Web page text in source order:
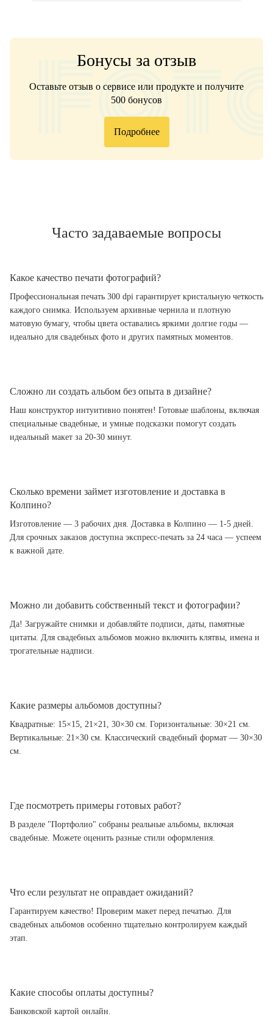
Бонусы за отзыв
Оставьте отзыв о сервисе или продукте и получите
500 бонусов
Подробнее
Часто задаваемые вопросы
Какое качество печати фотографий?
Профессиональная печать 300 dpi гарантирует кристальную четкость
каждого снимка. Используем архивные чернила и плотную
матовую бумагу, чтобы цвета оставались яркими долгие годы —
идеально для свадебных фото и других памятных моментов.
Сложно ли создать альбом без опыта в дизайне?
Наш конструктор интуитивно понятен! Готовые шаблоны, включая
специальные свадебные, и умные подсказки помогут создать
идеальный макет за 20-30 минут.
Сколько времени займет изготовление и доставка в
Колпино?
Изготовление — 3 рабочих дня. Доставка в Колпино — 1-5 дней.
Для срочных заказов доступна экспресс-печать за 24 часа — успеем
к важной дате.
Можно ли добавить собственный текст и фотографии?
Да! Загружайте снимки и добавляйте подписи, даты, памятные
цитаты. Для свадебных альбомов можно включить клятвы, имена и
трогательные надписи.
Какие размеры альбомов доступны?
Квадратные: 15×15, 21×21, 30×30 см. Горизонтальные: 30×21 см.
Вертикальные: 21×30 см. Классический свадебный формат — 30×30
см.
Где посмотреть примеры готовых работ?
В разделе "Портфолио" собраны реальные альбомы, включая
свадебные. Можете оценить разные стили оформления.
Что если результат не оправдает ожиданий?
Гарантируем качество! Проверим макет перед печатью. Для
свадебных альбомов особенно тщательно контролируем каждый
этап.
Какие способы оплаты доступны?
Банковской картой онлайн.